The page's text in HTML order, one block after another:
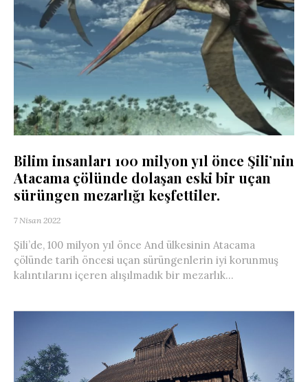
Bilim insanları 100 milyon yıl önce Şili’nin
Atacama çölünde dolaşan eski bir uçan
sürüngen mezarlığı keşfettiler.
7 Nisan 2022
Şili’de, 100 milyon yıl önce And ülkesinin Atacama
çölünde tarih öncesi uçan sürüngenlerin iyi korunmuş
kalıntılarını içeren alışılmadık bir mezarlık...